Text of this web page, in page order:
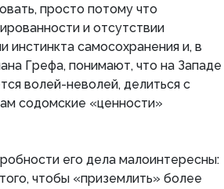
просто потому что
и отсутствии
инстинкта самосохранения и, в
Грефа, понимают, что на Западе
волей-неволей, делиться с
содомские «ценности»
его дела малоинтересны:
чтобы «приземлить» более